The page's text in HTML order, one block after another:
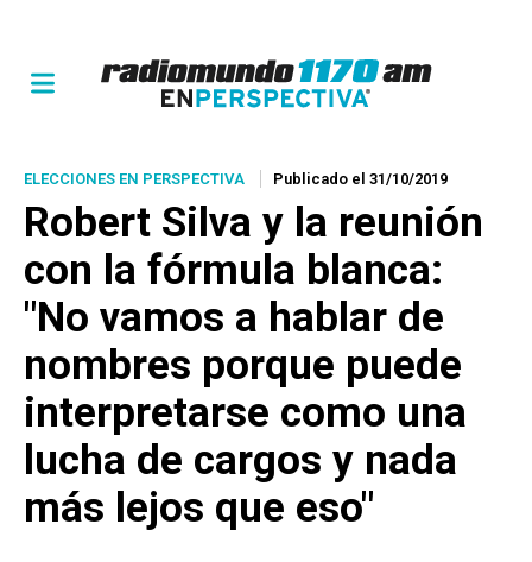
ELECCIONES EN PERSPECTIVA Publicado el 31/10/2019
Robert Silva y la reunión
con la fórmula blanca:
"No vamos a hablar de
nombres porque puede
interpretarse como una
lucha de cargos y nada
más lejos que eso"